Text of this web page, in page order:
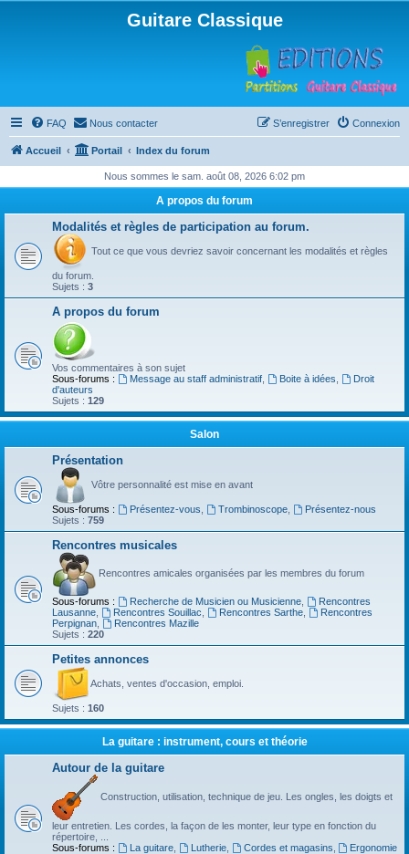
Guitare Classique
FAQ Nous contacter Connexion
S’enregistrer
Accueil Portail Index du forum
Nous sommes le sam. août 08, 2026 6:02 pm
A propos du forum
Modalités et règles de participation au forum.
Tout ce que vous devriez savoir concernant les modalités et règles
du forum.
Sujets : 3
A propos du forum
Vos commentaires à son sujet
Sous-forums :
Message au staff administratif, Boite à idées
Droit
d'auteurs
Sujets : 129
Salon
Présentation
Vôtre personnalité est mise en avant
Sous-forums : Présentez-vous Trombinoscope,
Présentez-nous
Sujets : 759
Rencontres musicales
Rencontres amicales organisées par les membres du forum
Sous-forums : Recherche de Musicien ou Musicienne,
Rencontres
Lausanne
Rencontres Souillac Rencontres Sarthe,
Rencontres
Perpignan
Rencontres Mazille
Sujets : 220
Petites annonces
Achats, ventes d'occasion, emploi.
Sujets : 160
La guitare : instrument, cours et théorie
Autour de la guitare
Construction, utilisation, technique de jeu. Les ongles, les doigts et
leur entretien. Les cordes, la façon de les monter, leur type en fonction du
répertoire, ...
Sous-forums :
La guitare, Lutherie, Cordes et magasins
Ergonomie